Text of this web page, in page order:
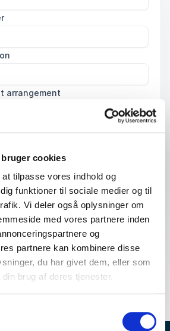
bruger cookies
tilpasse vores indhold og
funktioner til sociale medier og til
Vi deler også oplysninger om
med vores partnere inden
og
partnere kan kombinere disse
du har givet dem, eller som
brug af deres tjenester.
arrangement
forespørgsel